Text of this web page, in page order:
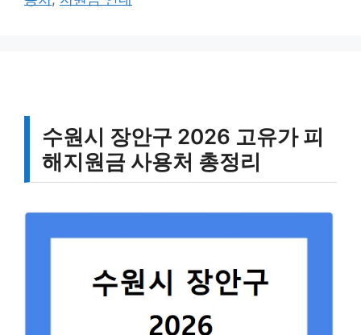
리
수원시 장안구 2026 고유가 피
해지원금 사용처 총정리